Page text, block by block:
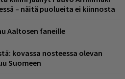
– näitä puolueita ei kiinnosta
Aaltosen faneille
kovassa nosteessa olevan
Suomeen